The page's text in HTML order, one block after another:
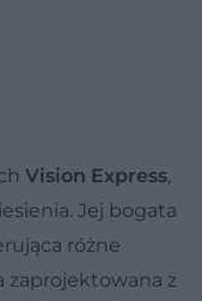
Vision Express,
Jej bogata
różne
zaprojektowana z